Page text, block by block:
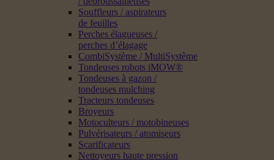
Souffleurs / aspirateurs
de feuilles
Perches élagueuses /
perches d’élagage
CombiSystème / MultiSystème
Tondeuses robots iMOW®
Tondeuses à gazon /
tondeuses mulching
Tracteurs tondeuses
Broyeurs
Motoculteurs / motobineuses
Pulvérisateurs / atomiseurs
Scarificateurs
Nettoyeurs haute pression